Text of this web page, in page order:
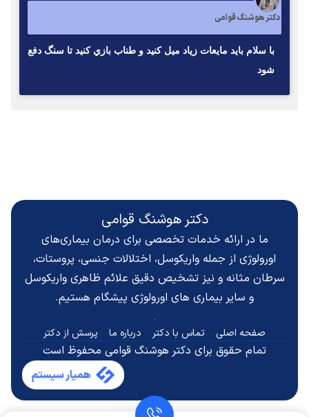
دکتر هوشنگ قوامی
با سلام بايد مايعات زياد ميل كنيد و طناب بازي كنيد تا سنگ دفع
شود
دکتر هوشنگ قوامی
ما در ارائه خدمات تخصصی برای درمان بیماری‌های
اورولوژی از جمله واریکوسل، اختلالات جنسی، پروستات،
سرطان مثانه و نیز تشخیص دقیقعلائم ظاهری واریکوسل
و سایر بیماری های اورولوژی پیشگام هستیم.
صفحه اصلی تماس با دکتر درباره ما پرسش از دکتر
تمام حقوق برای دکتر هوشنگ قوامی محفوظ است